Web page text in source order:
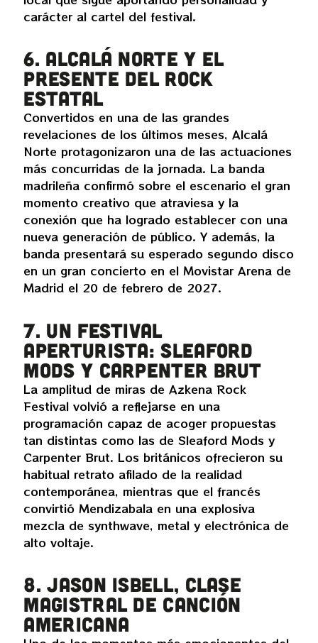
carácter al cartel del festival.
6. Alcalá Norte y el
presente del rock
estatal
Convertidos en una de las grandes
revelaciones de los últimos meses, Alcalá
Norte protagonizaron una de las actuaciones
más concurridas de la jornada. La banda
madrileña confirmó sobre el escenario el gran
momento creativo que atraviesa y la
conexión que ha logrado establecer con una
nueva generación de público. Y además, la
banda presentará su esperado segundo disco
en un gran concierto en el Movistar Arena de
Madrid el 20 de febrero de 2027.
7. Un festival
aperturista: Sleaford
Mods y Carpenter Brut
La amplitud de miras de Azkena Rock
Festival volvió a reflejarse en una
programación capaz de acoger propuestas
tan distintas como las de Sleaford Mods y
Carpenter Brut. Los británicos ofrecieron su
habitual retrato afilado de la realidad
contemporánea, mientras que el francés
convirtió Mendizabala en una explosiva
mezcla de synthwave, metal y electrónica de
alto voltaje.
8. Jason Isbell, clase
magistral de canción
americana